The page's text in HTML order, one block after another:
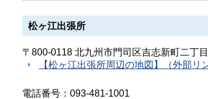
松ヶ江出張所
〒800-0118 北九州市門司区吉志新町二丁
【松ヶ江出張所周辺の地図】（外部リ
電話番号：093-481-1001